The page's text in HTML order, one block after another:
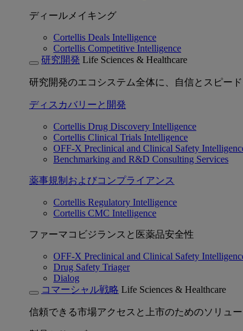
ディールメイキング
Cortellis Deals Intelligence
Cortellis Competitive Intelligence
研究開発 Life Sciences & Healthcare
研究開発のエコシステム全体に、自信とスピー
ディスカバリーと開発
Cortellis Drug Discovery Intelligence
Cortellis Clinical Trials Intelligence
OFF-X Preclinical and Clinical Safety
Benchmarking and R&D Consulting Services
薬事規制およびコンプライアンス
Cortellis Regulatory Intelligence
Cortellis CMC Intelligence
ファーマコビジランスと医薬品安全性
OFF-X Preclinical and Clinical Safety
Drug Safety Triager
Dialog
コマーシャル戦略 Life Sciences & Healthcare
信頼できる市場アクセスと上市のためのソリュ